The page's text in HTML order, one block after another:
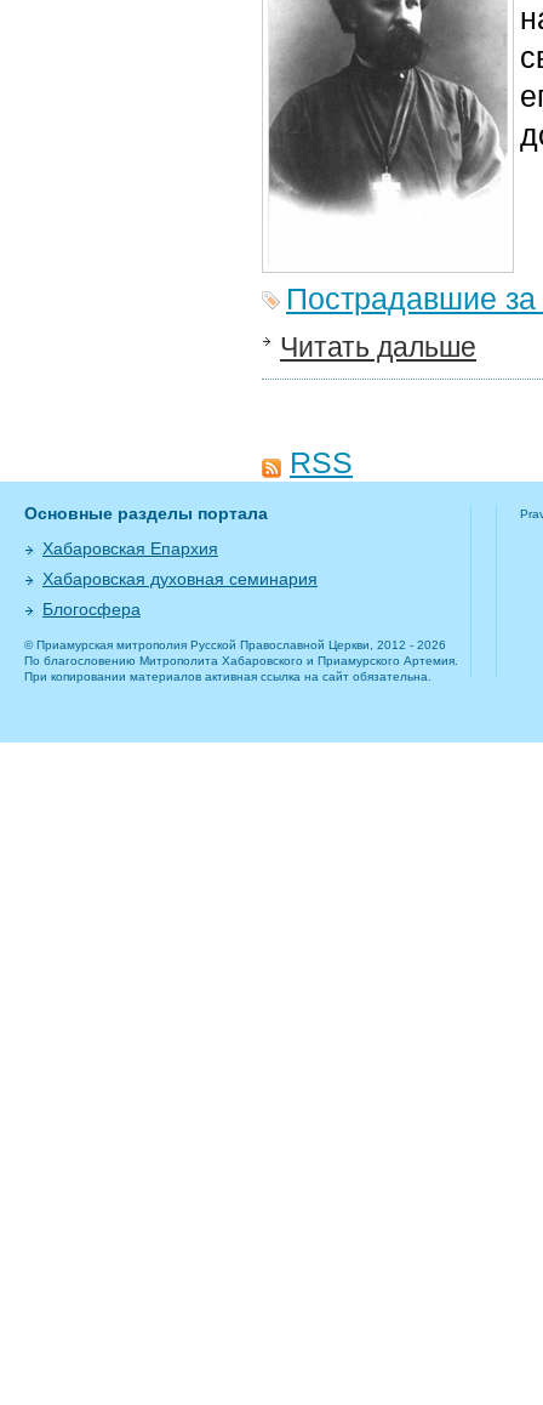
Пострадавшие за
Читать дальше
RSS
Основные разделы портала
Хабаровская Епархия
Хабаровская духовная семинария
Блогосфера
© Приамурская митрополия Русской Православной Церкви, 2012 - 2026
По благословению Митрополита Хабаровского и Приамурского Артемия.
При копировании материалов активная ссылка на сайт обязательна.